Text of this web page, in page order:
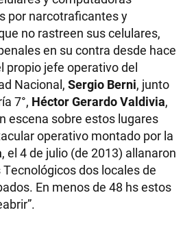
por narcotraficantes y
no rastreen sus celulares,
en su contra desde hace
propio jefe operativo del
Nacional, Sergio Berni, junto
7°, Héctor Gerardo Valdivia,
escena sobre estos lugares
operativo montado por la
, el 4 de julio (de 2013) allanaron
dos locales de
En menos de 48 hs estos